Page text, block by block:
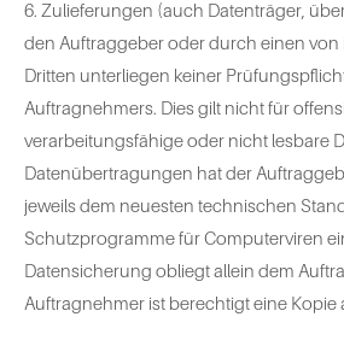
6. Zulieferungen (auch Datenträger,
den Auftraggeber oder durch einen von
Dritten unterliegen keiner
Auftragnehmers. Dies gilt nicht für
verarbeitungsfähige oder nicht lesbare
Datenübertragungen hat der
jeweils dem neuesten technischen
Schutzprogramme für Computerviren
Datensicherung obliegt allein dem
Auftragnehmer ist berechtigt eine Kopie